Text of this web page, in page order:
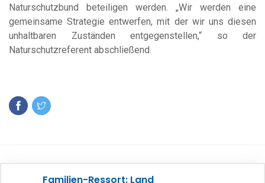
Naturschutzbund beteiligen werden. „Wir werden eine
gemeinsame Strategie entwerfen, mit der wir uns diesen
unhaltbaren Zuständen entgegenstellen,“ so der
Naturschutzreferent abschließend.
Familien-Ressort: Land